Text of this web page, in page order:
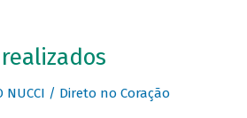
NUCCI / Direto no Coração